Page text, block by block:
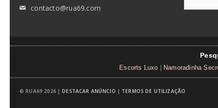
✉ contacto@rua69.com
Escorts Luxo Namoradinha
© RUA69 2026 | DESTACAR ANÚNCIO | TERMOS DE UTILIZAÇÃO